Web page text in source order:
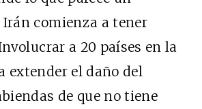
comienza a tener
a 20 países en la
extender el daño del
de que no tiene